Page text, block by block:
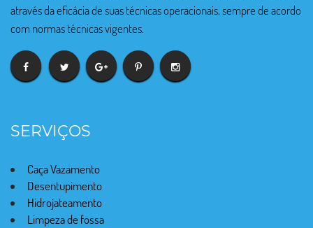
através da eficácia de suas técnicas operacionais, sempre de acordo
com normas técnicas vigentes.
SERVIÇOS
Caça Vazamento
Desentupimento
Hidrojateamento
Limpeza de fossa